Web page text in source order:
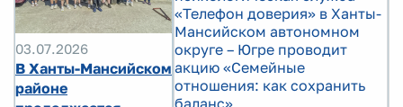
03.07.2026
В Ханты-Мансийском
районе
«Телефон доверия» в Ханты-
Мансийском автономном
округе – Югре проводит
акцию «Семейные
отношения: как сохранить
баланс»